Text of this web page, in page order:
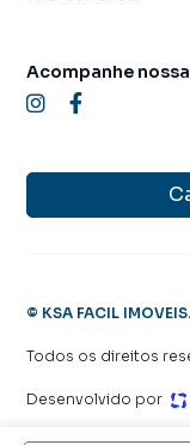
Acompanhe
© KSA FACIL IMOVEIS.
Todos os direitos
Desenvolvido por